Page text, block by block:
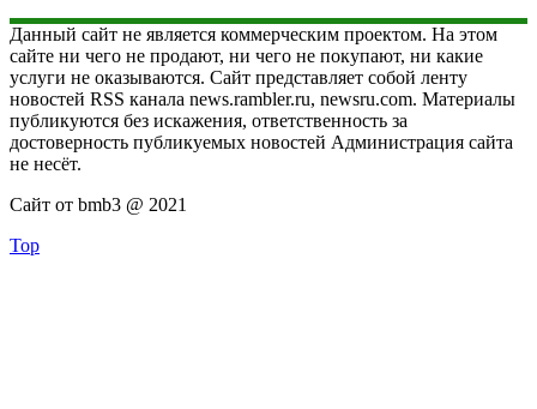
Данный сайт не является коммерческим проектом. На этом
сайте ни чего не продают, ни чего не покупают, ни какие
услуги не оказываются. Сайт представляет собой ленту
новостей RSS канала news.rambler.ru, newsru.com. Материалы
публикуются без искажения, ответственность за
достоверность публикуемых новостей Администрация сайта
не несёт.
Сайт от bmb3 @ 2021
Top